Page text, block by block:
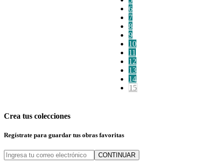
6
7
8
9
10
11
12
13
14
15
Crea tus colecciones
Regístrate para guardar tus obras favoritas
CONTINUAR